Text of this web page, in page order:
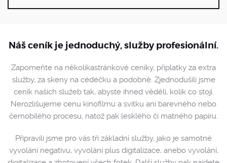
Náš ceník je jednoduchý, služby profesionální.
Zapomeňte na několikastránkové ceníky, příplatky za extra
služby, za skeny na cédéčku a podobně. Zjednodušili jsme
ceník našich služeb tak, abyste ihned věděli, kolik co stojí.
Nerozlišujeme cenu kinofilmu a svitku ani barevného nebo
černobílého procesu, natož pak lesklého či matného papíru.
Připravili jsme pro vás tři základní služby, jako je samotné
vyvolání negativu, vyvolání plus digitalizace, anebo vyvolání,